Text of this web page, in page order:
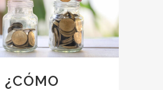
¿CÓMO